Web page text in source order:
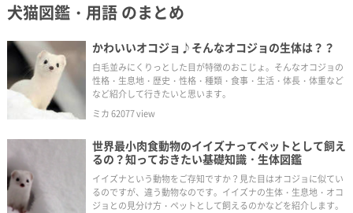
犬猫図鑑・用語のまとめ
かわいいオコジョ♪そんなオコジョの生体は？？
白毛並みにくりっとした目が特徴のおこじょ。そんなオコジョの
性格・生息地・歴史・性格・種類・食事・生活・体長・体重など
など紹介して行きたいと思います。
ミカ62077view
世界最小肉食動物のイイズナってペットとして飼え
るの？知っておきたい基礎知識・生体図鑑
イイズナという動物をご存知ですか？見た目はオコジョに似てい
るのですが、違う動物なのです。イイズナの生体・生息地・オコ
ジョとの見分け方・ペットとして飼えるのかなどを紹介します。